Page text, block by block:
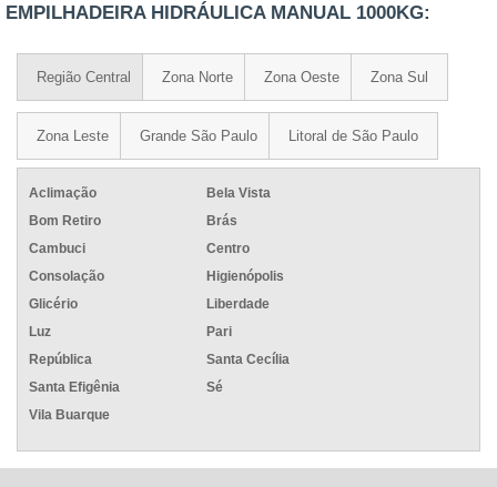
EMPILHADEIRA HIDRÁULICA MANUAL 1000KG:
Região Central Zona Norte Zona Oeste Zona Sul
Zona Leste Grande São Paulo Litoral de São Paulo
Aclimação
Bela Vista
Bom Retiro
Brás
Cambuci
Centro
Consolação
Higienópolis
Glicério
Liberdade
Luz
Pari
República
Santa Cecília
Santa Efigênia
Sé
Vila Buarque